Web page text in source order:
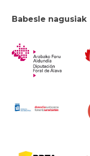
Babesle nagusiak